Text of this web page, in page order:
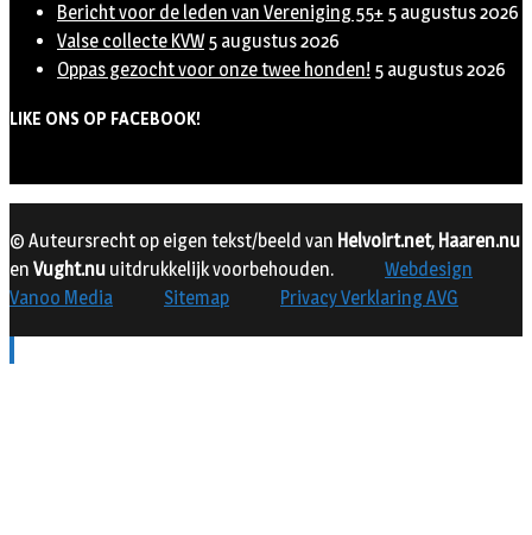
Bericht voor de leden van Vereniging 55+ 5 augustus 2026
Valse collecte KVW 5 augustus 2026
Oppas gezocht voor onze twee honden! 5 augustus 2026
LIKE ONS OP FACEBOOK!
© Auteursrecht op eigen tekst/beeld van Helvoirt.net, Haaren.nu
en Vught.nu uitdrukkelijk voorbehouden.
Webdesign
Vanoo Media
Sitemap Privacy Verklaring AVG